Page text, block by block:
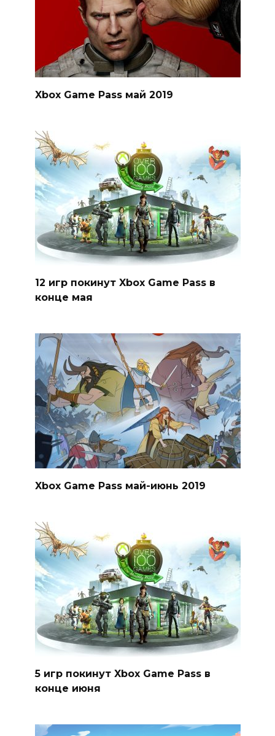
Xbox Game Pass май 2019
12 игр покинут Xbox Game Pass в
конце мая
Xbox Game Pass май-июнь 2019
5 игр покинут Xbox Game Pass в
конце июня